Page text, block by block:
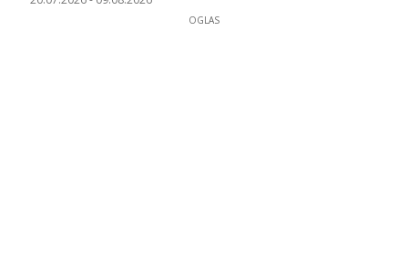
OGLAS